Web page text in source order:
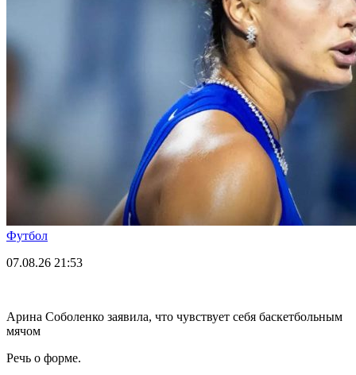
Футбол
07.08.26 21:53
Арина Соболенко заявила, что чувствует себя баскетбольным
мячом
Речь о форме.